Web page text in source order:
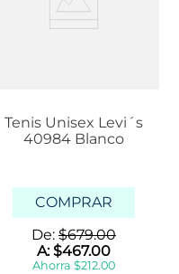
Tenis Unisex Levi´s
40984 Blanco
COMPRAR
De: $679.00
A:$467.00
Ahorra $212.00